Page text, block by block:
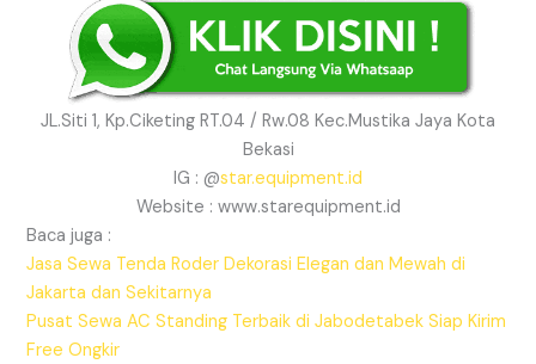
JL.Siti 1, Kp.Ciketing RT.04 / Rw.08 Kec.Mustika Jaya Kota
Bekasi
IG : @star.equipment.id
Website : www.starequipment.id
Baca juga :
Jasa Sewa Tenda Roder Dekorasi Elegan dan Mewah di
Jakarta dan Sekitarnya
Pusat Sewa AC Standing Terbaik di Jabodetabek Siap Kirim
Free Ongkir